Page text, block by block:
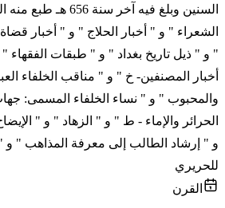
السنين وبلغ فيه آخر
الشعراء " و " أخبار الحلاج " و " أخبار قضاة
" و " ذيل تاريخ بغداد " و " طبقات
أخبار المصنفين- خ " و " مناقب الخلفاء
والمحبوب " و " نساء الخلفاء المسمى:
الحرائر والإماء - ط " و " الزهاد " و "
و " إرشاد الطالب إلى معرفة المذاهب "
للحريري
القرن